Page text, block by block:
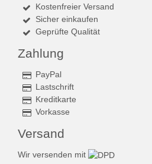
Kostenfreier Versand
Sicher einkaufen
Geprüfte Qualität
Zahlung
PayPal
Lastschrift
Kreditkarte
Vorkasse
Versand
Wir versenden mit